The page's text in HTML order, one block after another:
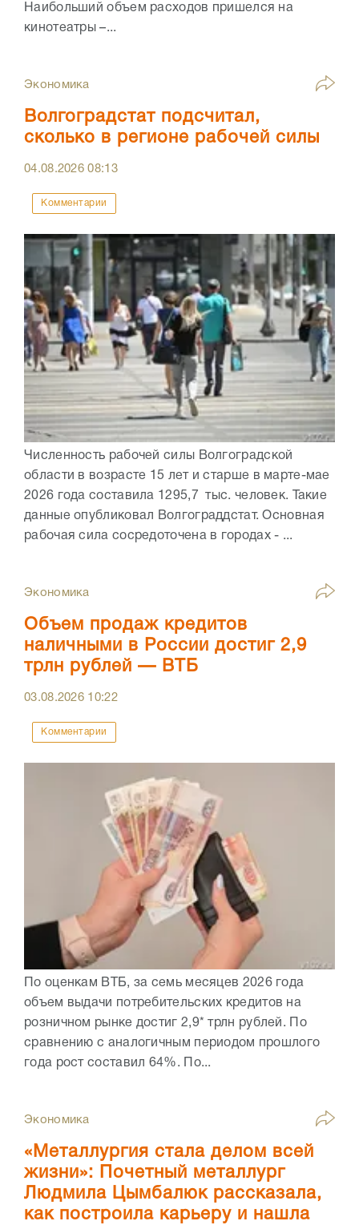
Наибольший объем расходов пришелся на
кинотеатры –...
Экономика
Волгоградстат подсчитал,
сколько в регионе рабочей силы
04.08.202608:13
Комментарии
Численность рабочей силы Волгоградской
области в возрасте 15 лет и старше в марте-мае
2026 года составила 1295,7 тыс. человек. Такие
данные опубликовал Волгограддстат. Основная
рабочая сила сосредоточена в городах - ...
Экономика
Объем продаж кредитов
наличными в России достиг 2,9
трлн рублей — ВТБ
03.08.2026 10:22
Комментарии
По оценкам ВТБ, за семь месяцев 2026 года
объем выдачи потребительских кредитов на
розничном рынке достиг 2,9* трлн рублей. По
сравнению с аналогичным периодом прошлого
года рост составил 64%. По...
Экономика
«Металлургия стала делом всей
жизни»: Почетный металлург
Людмила Цымбалюк рассказала,
как построила карьеру и нашла